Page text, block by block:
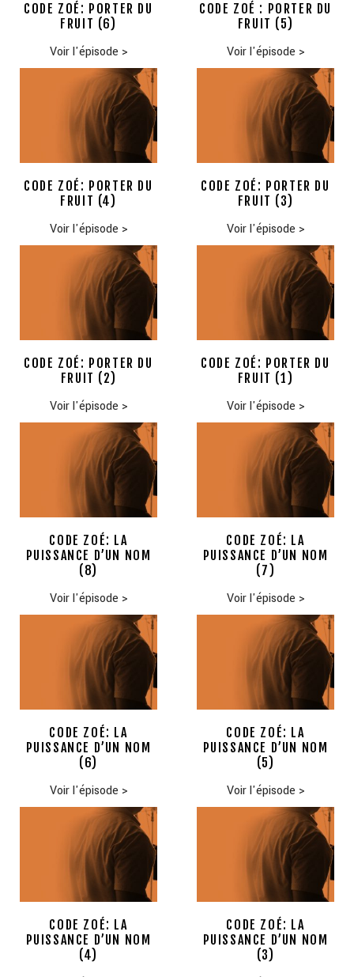
CODE ZOÉ: PORTER DU
FRUIT (6)
Voir l'épisode >
CODE ZOÉ : PORTER DU
FRUIT (5)
Voir l'épisode >
CODE ZOÉ: PORTER DU
FRUIT (4)
Voir l'épisode >
CODE ZOÉ: PORTER DU
FRUIT (3)
Voir l'épisode >
CODE ZOÉ: PORTER DU
FRUIT (2)
Voir l'épisode >
CODE ZOÉ: PORTER DU
FRUIT (1)
Voir l'épisode >
CODE ZOÉ: LA
PUISSANCE D’UN NOM
(8)
Voir l'épisode >
CODE ZOÉ: LA
PUISSANCE D’UN NOM
(7)
Voir l'épisode >
CODE ZOÉ: LA
PUISSANCE D’UN NOM
(6)
Voir l'épisode >
CODE ZOÉ: LA
PUISSANCE D’UN NOM
(5)
Voir l'épisode >
CODE ZOÉ: LA
PUISSANCE D’UN NOM
(4)
CODE ZOÉ: LA
PUISSANCE D’UN NOM
(3)